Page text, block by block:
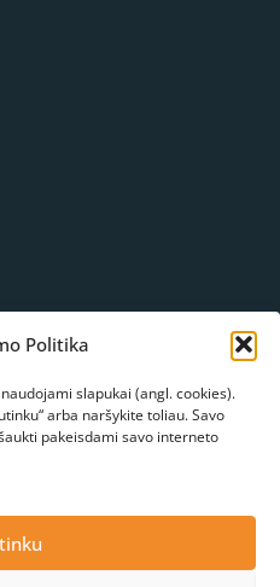
Politika
slapukai (angl. cookies).
arba naršykite toliau. Savo
pakeisdami savo interneto
Konsultacija